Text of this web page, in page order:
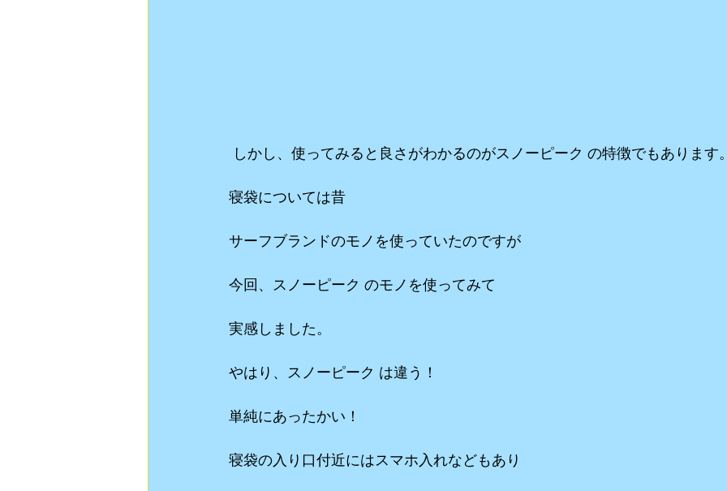
しかし、使ってみると良さがわかるのがスノーピーク の特徴でもあります
寝袋については昔
サーフブランドのモノを使っていたのですが
今回、スノーピーク のモノを使ってみて
実感しました。
やはり、スノーピーク は違う！
単純にあったかい！
寝袋の入り口付近にはスマホ入れなどもあり